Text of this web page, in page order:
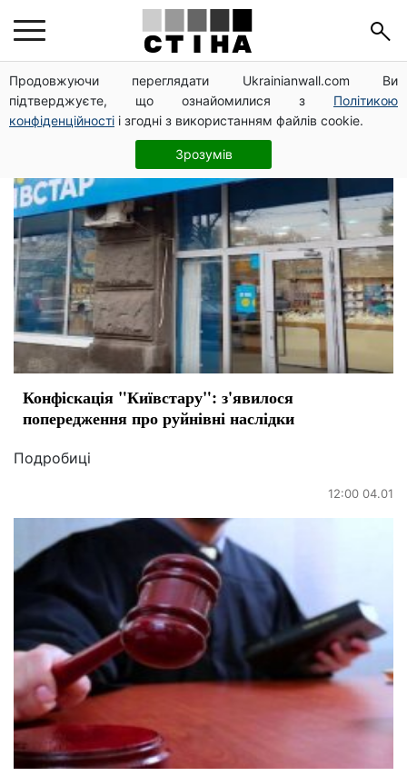
Продовжуючи переглядати Ukrainianwall.com Ви
підтверджуєте, що ознайомилися з Політикою
конфіденційності і згодні з використанням файлів cookie.
Зрозумів
конфіскація
Конфіскація "Київстару": з'явилося
попередження про руйнівні наслідки
Подробиці
12:00 04.01